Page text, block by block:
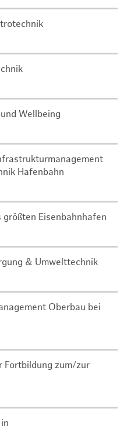
Wellbeing
Hafenbahn
Eisenbahnhafen
& Umwelttechnik
Oberbau bei
Fortbildung zum/zur